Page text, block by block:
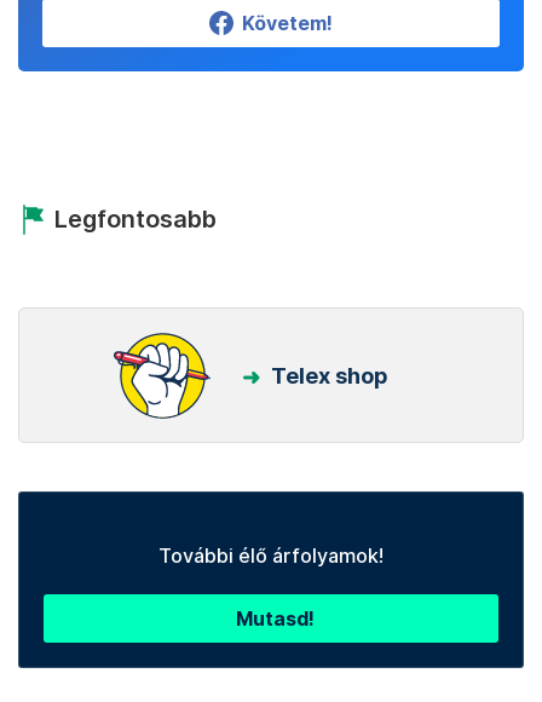
Követem!
Legfontosabb
Telex shop
További élő árfolyamok!
Mutasd!